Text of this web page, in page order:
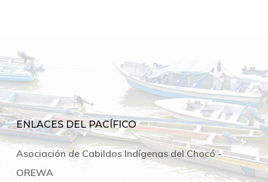
ENLACES DEL PACÍFICO
Asociación de Cabildos Indígenas del Chocó -
OREWA